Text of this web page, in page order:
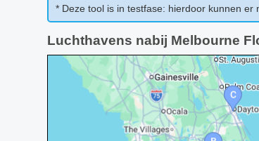
* Deze tool is in testfase: hierdoor kunnen er
Luchthavens nabij Melbourne